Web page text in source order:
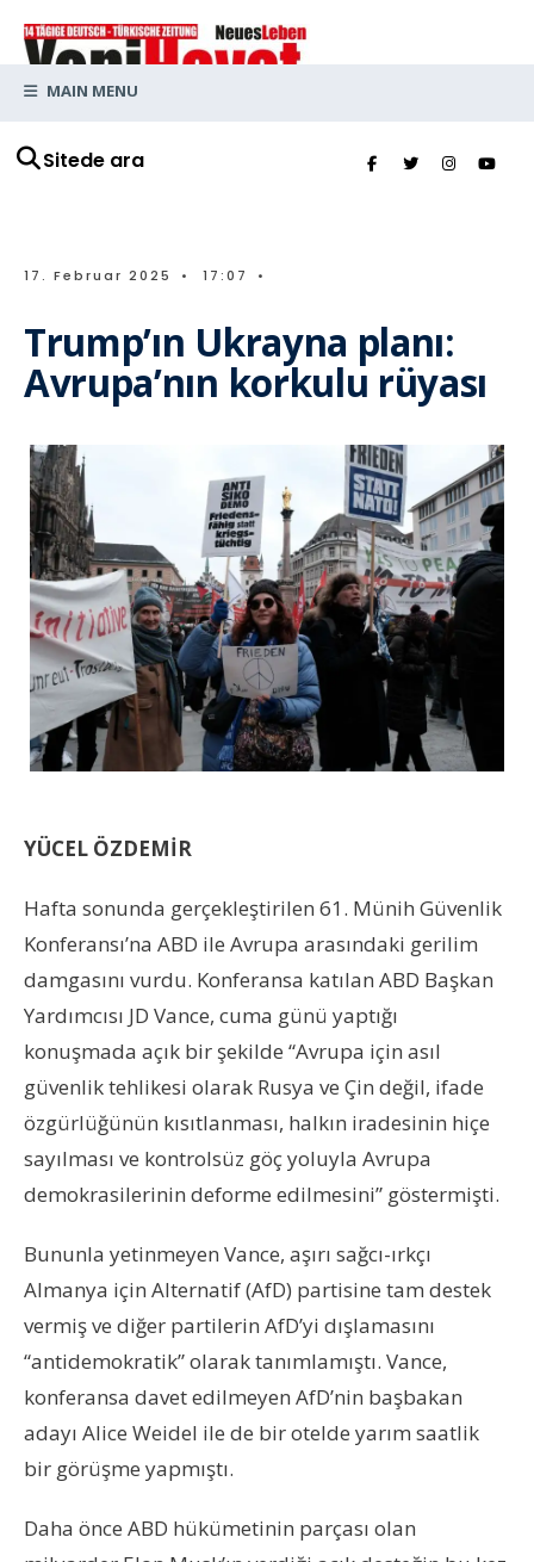
Sitede ara
MAIN MENU
17. Februar 2025 • 17:07 •
Trump’ın Ukrayna planı:
Avrupa’nın korkulu rüyası
YÜCEL ÖZDEMİR
Hafta sonunda gerçekleştirilen 61. Münih Güvenlik
Konferansı’na ABD ile Avrupa arasındaki gerilim
damgasını vurdu. Konferansa katılan ABD Başkan
Yardımcısı JD Vance, cuma günü yaptığı
konuşmada açık bir şekilde “Avrupa için asıl
güvenlik tehlikesi olarak Rusya ve Çin değil, ifade
özgürlüğünün kısıtlanması, halkın iradesinin hiçe
sayılması ve kontrolsüz göç yoluyla Avrupa
demokrasilerinin deforme edilmesini” göstermişti.
Bununla yetinmeyen Vance, aşırı sağcı-ırkçı
Almanya için Alternatif (AfD) partisine tam destek
vermiş ve diğer partilerin AfD’yi dışlamasını
“antidemokratik” olarak tanımlamıştı. Vance,
konferansa davet edilmeyen AfD’nin başbakan
adayı Alice Weidel ile de bir otelde yarım saatlik
bir görüşme yapmıştı.
Daha önce ABD hükümetinin parçası olan